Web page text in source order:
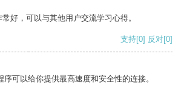
好，可以与其他用户交流学习心得。
支持[0] 反对[0]
可以给你提供最高速度和安全性的连接。